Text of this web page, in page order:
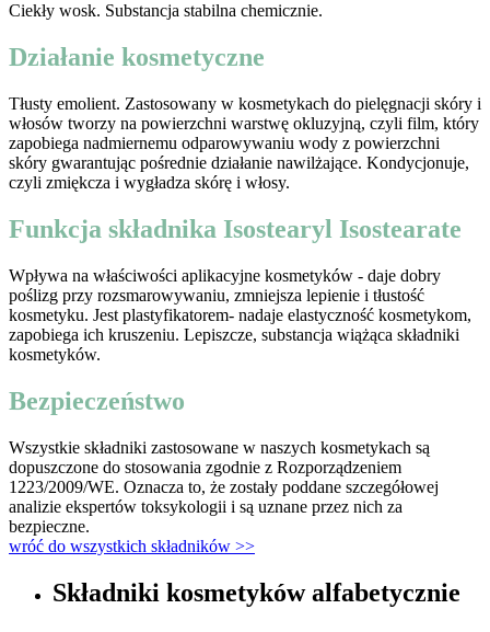
Ciekły wosk. Substancja stabilna chemicznie.
Działanie kosmetyczne
Tłusty emolient. Zastosowany w kosmetykach do pielęgnacji skóry i
włosów tworzy na powierzchni warstwę okluzyjną, czyli film, który
zapobiega nadmiernemu odparowywaniu wody z powierzchni
skóry gwarantując pośrednie działanie nawilżające. Kondycjonuje,
czyli zmiękcza i wygładza skórę i włosy.
Funkcja składnika Isostearyl Isostearate
Wpływa na właściwości aplikacyjne kosmetyków - daje dobry
poślizg przy rozsmarowywaniu, zmniejsza lepienie i tłustość
kosmetyku. Jest plastyfikatorem- nadaje elastyczność kosmetykom,
zapobiega ich kruszeniu. Lepiszcze, substancja wiążąca składniki
kosmetyków.
Bezpieczeństwo
Wszystkie składniki zastosowane w naszych kosmetykach są
dopuszczone do stosowania zgodnie z Rozporządzeniem
1223/2009/WE. Oznacza to, że zostały poddane szczegółowej
analizie ekspertów toksykologii i są uznane przez nich za
bezpieczne.
wróć do wszystkich składników >>
Składniki kosmetyków alfabetycznie